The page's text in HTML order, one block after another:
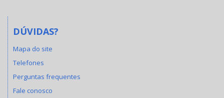
DÚVIDAS?
Mapa do site
Telefones
Perguntas frequentes
Fale conosco